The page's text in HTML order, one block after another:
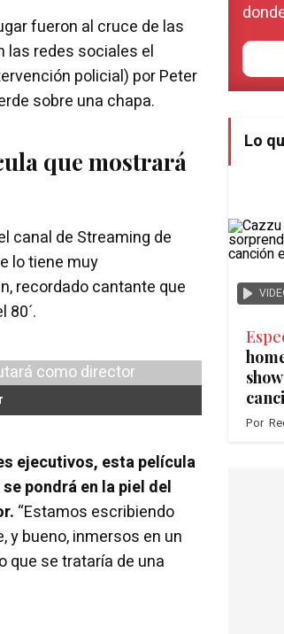
fueron al cruce de las
las redes sociales el
policial) por Peter
sobre una chapa.
que mostrará
canal de Streaming de
lo tiene muy
recordado cantante que
80´.
ejecutivos, esta película
pondrá en la piel del
“Estamos escribiendo
y bueno, inmersos en un
que se trataría de una
Lo
Por